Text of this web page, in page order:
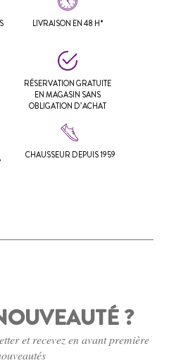
LIVRAISON EN 48 H*
RÉSERVATION GRATUITE
EN MAGASIN SANS
OBLIGATION D’ACHAT
CHAUSSEUR DEPUIS 1959
?
et recevez en avant première